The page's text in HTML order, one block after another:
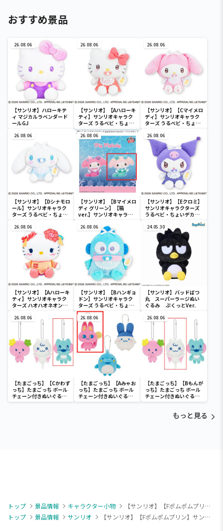
おすすめ景品
26.08.06
【サンリオ】ハローキテ
ィ マジカルラベンダード
ールGJ
26.08.06
【サンリオ】【Aハローキ
ティ】サンリオキャラク
ターズ うるベビ・ちょい
デカドール
26.08.06
【サンリオ】【Cマイメロ
ディ】サンリオキャラク
ターズ うるベビ・ちょい
26.08.06
【サンリオ】【Dシナモロ
ール】サンリオキャラク
ターズ うるベビ・ちょい
26.08.06
【サンリオ】【Bマイメロ
ディ グリーン】【箱
ver.】サンリオキャラク
SOFVIMATES～マイメロ
ディ マーメイドver. ～
26.08.06
【サンリオ】【Eクロミ】
サンリオキャラクターズ
うるベビ・ちょいデカド
26.08.06
【サンリオ】【Aハローキ
ティ】サンリオキャラク
ターズ ハオハオネオンタ
26.08.06
【サンリオ】【Bハンギョ
ドン】サンリオキャラク
ターズ うるベビ・ちょい
デカドール
24.05.30
【サンリオ】バッドばつ
丸 スーパーラージぬい
ぐるみ ぷくっとVer.
26.08.06
【たまごっち】【Cかわず
っち】たまごっち ボール
チェーン付きぬいぐるみ
～Tamagotchi
26.08.06
【たまごっち】【Aみゃお
っち】たまごっち ボール
チェーン付きぬいぐるみ
～Tamagotchi
26.08.06
【たまごっち】【Bもんが
っち】たまごっち ボール
チェーン付きぬいぐるみ
～Tamagotchi
もっと見る
トップ 景品情報 キャラクター小物
【サンリオ】【Fポムポムプリン】サンリオキャラクターズ ギャルらび・マスコット
トップ
景品情報 サンリオ 【サンリオ】【Fポムポムプリン】サンリオキャラクターズ ギャルらび・マスコット